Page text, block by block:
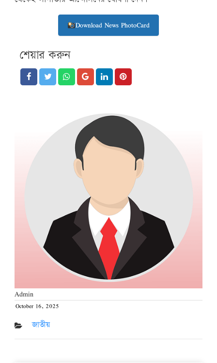
Download News PhotoCard
শেয়ার করুন
Admin
Posted
on
October 16, 2025
জাতীয়